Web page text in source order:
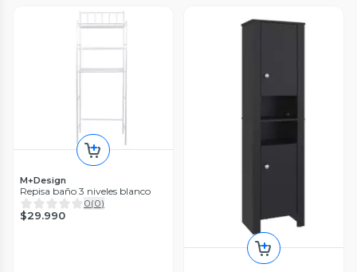
M+Design
Repisa baño 3 niveles blanco
0(0)
$29.990